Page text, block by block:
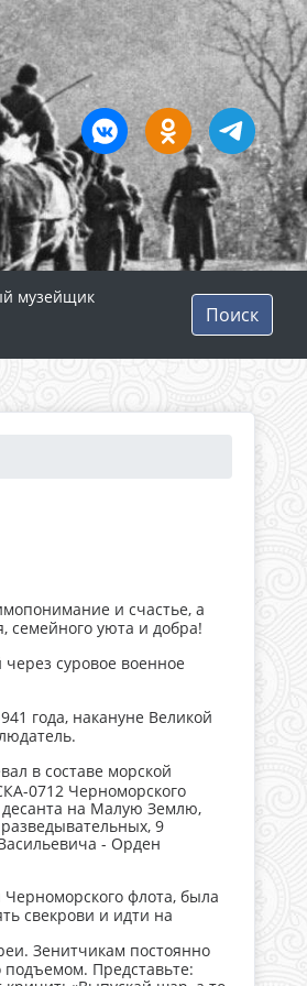
музейщик
Поиск
и счастье, а
семейного уюта и добра!
суровое военное
года, накануне Великой
в составе морской
0712 Черноморского
десанта на Малую Землю,
9
- Орден
флота, была
свекрови и идти на
Зенитчикам постоянно
Представьте: